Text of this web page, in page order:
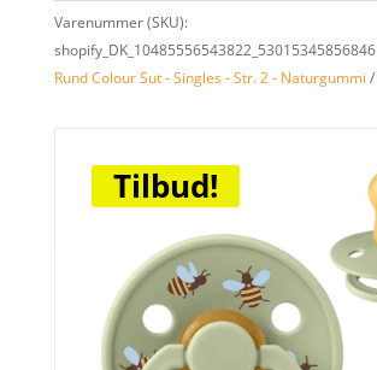
Varenummer (SKU):
shopify_DK_10485556543822_53015345856846
Rund Colour Sut - Singles - Str. 2 - Naturgummi
Tilbud!